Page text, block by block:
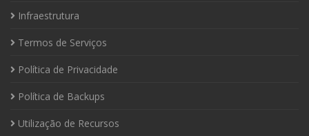
Infraestrutura
Termos de Serviços
Política de Privacidade
Política de Backups
Utilização de Recursos